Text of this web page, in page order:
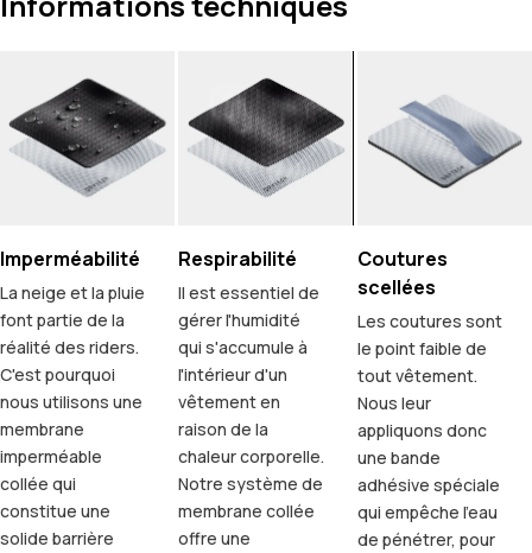
Imperméabilité
La neige et la pluie
font partie de la
réalité des riders.
C'est pourquoi
nous utilisons une
membrane
imperméable
collée qui
constitue une
solide barrière
Respirabilité
Il est essentiel de
gérer l'humidité
qui s'accumule à
l'intérieur d'un
vêtement en
raison de la
chaleur corporelle.
Notre système de
membrane collée
offre une
Coutures
scellées
Les coutures sont
le point faible de
tout vêtement.
Nous leur
appliquons donc
une bande
adhésive spéciale
qui empêche l'eau
de pénétrer, pour